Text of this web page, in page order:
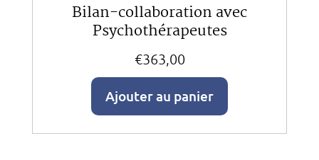
Bilan-collaboration avec
Psychothérapeutes
€363,00
Ajouter au panier